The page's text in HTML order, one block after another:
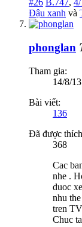
#26 B.747,
Đậu xanh và
phonglan
Tham gia:
14/8/13
Bài viết:
136
Đã được
368
Cac
nhe .
duoc
nhu
tren
Chuc